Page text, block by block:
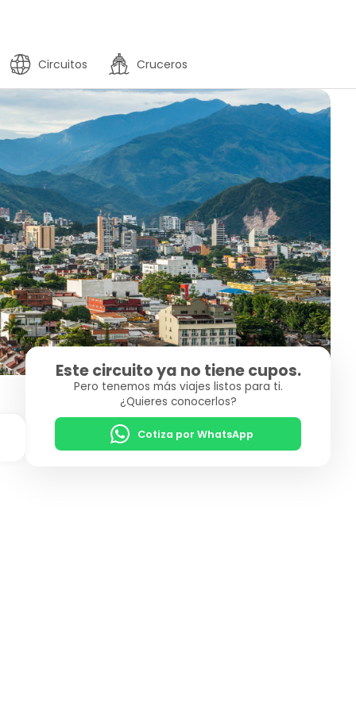
Circuitos Cruceros
Este circuito ya no tiene cupos.
Pero tenemos más viajes listos para ti.
¿Quieres conocerlos?
Cotiza por WhatsApp